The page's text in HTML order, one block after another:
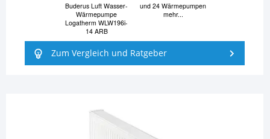
Buderus Luft Wasser-
Wärmepumpe
Logatherm WLW196i-
14 ARB
und 24 Wärmepumpen
mehr...
Zum Vergleich und Ratgeber